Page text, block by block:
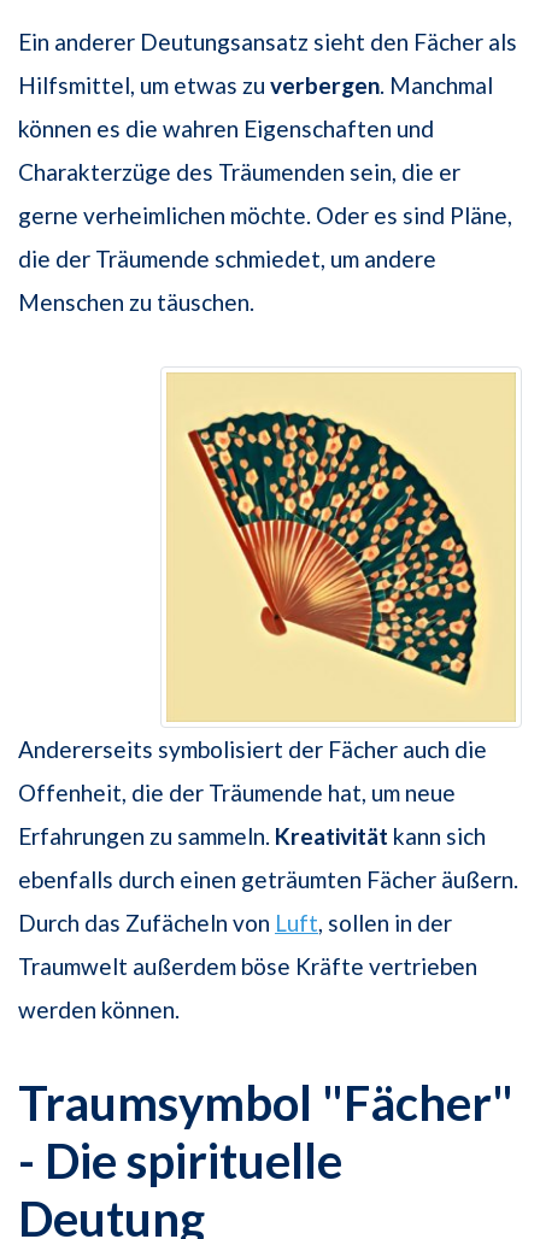
Ein anderer Deutungsansatz sieht den Fächer als
Hilfsmittel, um etwas zu verbergen. Manchmal
können es die wahren Eigenschaften und
Charakterzüge des Träumenden sein, die er
gerne verheimlichen möchte. Oder es sind Pläne,
die der Träumende schmiedet, um andere
Menschen zu täuschen.
Andererseits symbolisiert der Fächer auch die
Offenheit, die der Träumende hat, um neue
Erfahrungen zu sammeln. Kreativität kann sich
ebenfalls durch einen geträumten Fächer äußern.
Durch das Zufächeln von Luft, sollen in der
Traumwelt außerdem böse Kräfte vertrieben
werden können.
Traumsymbol "Fächer"
- Die spirituelle
Deutung